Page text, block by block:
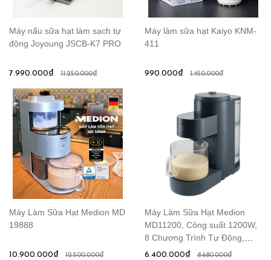
Máy nấu sữa hạt làm sạch tự
động Joyoung JSCB-K7 PRO
7.990.000₫ 11.250.000₫
Máy làm sữa hạt Kaiyo KNM-
411
990.000₫ 1.450.000₫
Máy Làm Sữa Hạt Medion MD
19888
10.900.000₫ 12.500.000₫
Máy Làm Sữa Hạt Medion
MD11200, Công suất 1200W,
8 Chương Trình Tự Động,
Model 2021
6.400.000₫ 8.680.000₫